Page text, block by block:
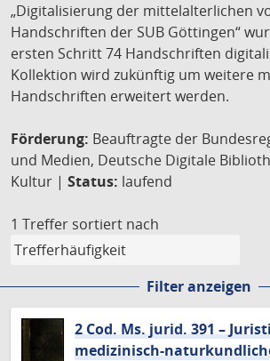
„Digitalisierung der mittelalterlichen
Handschriften der SUB Göttingen“
ersten Schritt 74 Handschriften
Kollektion wird zukünftig um weitere
Handschriften erweitert werden.
Förderung: Beauftragte der
und Medien, Deutsche Digitale
Kultur | Status: laufend
1 Treffer sortiert nach
Filter anzeigen
2 Cod. Ms. jurid. 391 –
medizinisch-